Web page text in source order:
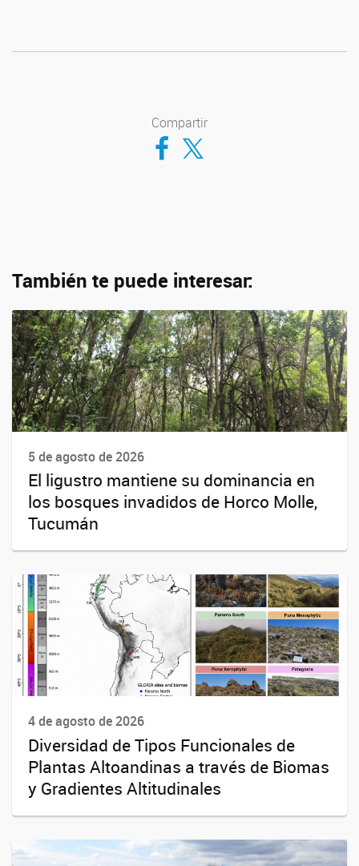
Compartir
Compartir en Facebook
Compartir en Twitter
También te puede interesar:
5 de agosto de 2026
El ligustro mantiene su dominancia en
los bosques invadidos de Horco Molle,
Tucumán
4 de agosto de 2026
Diversidad de Tipos Funcionales de
Plantas Altoandinas a través de Biomas
y Gradientes Altitudinales